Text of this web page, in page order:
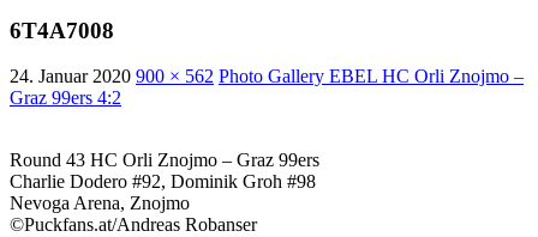
6T4A7008
24. Januar 2020 900 × 562 Photo Gallery EBEL HC Orli Znojmo –
Graz 99ers 4:2
Round 43 HC Orli Znojmo – Graz 99ers
Charlie Dodero #92, Dominik Groh #98
Nevoga Arena, Znojmo
©Puckfans.at/Andreas Robanser